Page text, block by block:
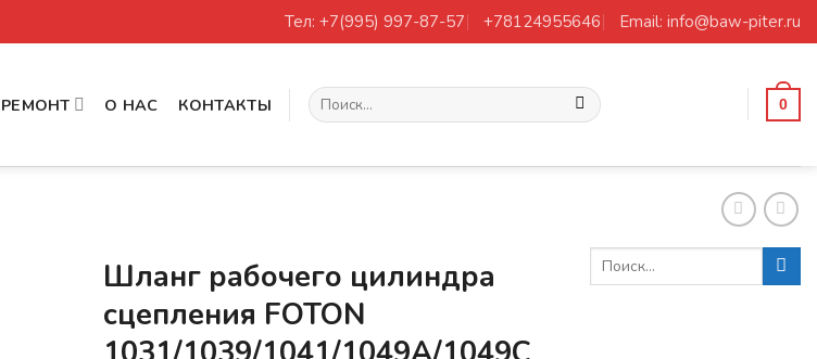
Тел: +7(995) 997-87-57 +78124955646 Email: info@baw-piter.ru
РЕМОНТ О НАС КОНТАКТЫ Искать: 0
Шланг рабочего цилиндра
сцепления FOTON